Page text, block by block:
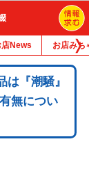
店News お店みち
は『潮騒』
無につい